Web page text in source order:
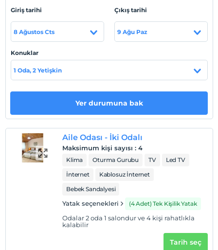
Sahil
Haritada Göster
Check/in
En erken saat 14:00 ve sonrası
Check/out
En geç saat 11:00 ve öncesi
Evcil hayvan kabul edilmemektedir.
Sigara içilen alanlar var
Her bir oda için 6 yaşına kadar 1 çocuk ücretsizdir
Giriş tarihi
8 Ağustos Cts
Çıkış tarihi
9 Ağu Paz
Konuklar
1 Oda, 2 Yetişkin
Yer durumuna bak
Aile Odası - İki Odalı
Maksimum kişi sayısı : 4
Klima Oturma Gurubu TV
Led TV
İnternet
Kablosuz İnternet
Bebek Sandalyesi
Yatak seçenekleri (4 Adet) Tek Kişilik Yatak
Odalar 2 oda 1 salondur ve 4 kişi rahatlıkla
kalabilir
Tarih seç